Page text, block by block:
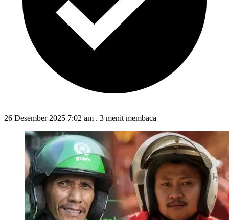
26 Desember 2025 7:02 am . 3 menit membaca